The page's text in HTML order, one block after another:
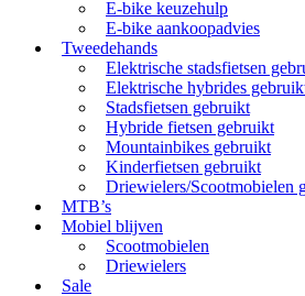
E-bike keuzehulp
E-bike aankoopadvies
Tweedehands
Elektrische stadsfietsen
Elektrische hybrides
Stadsfietsen gebruikt
Hybride fietsen gebruikt
Mountainbikes gebruikt
Kinderfietsen gebruikt
Driewielers/Scootmobielen
MTB’s
Mobiel blijven
Scootmobielen
Driewielers
Sale